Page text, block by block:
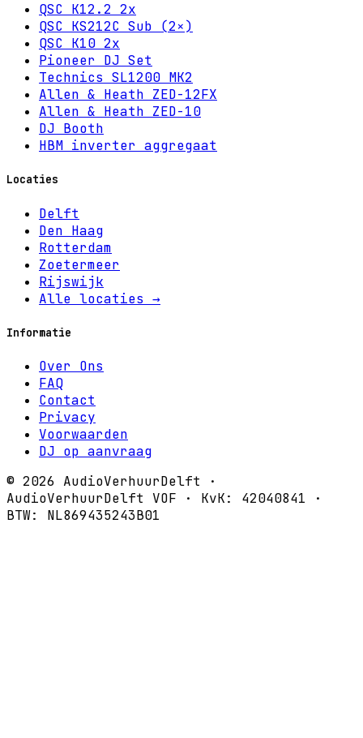
QSC K12.2 2x
QSC KS212C Sub (2×)
QSC K10 2x
Pioneer DJ Set
Technics SL1200 MK2
Allen & Heath ZED-12FX
Allen & Heath ZED-10
DJ Booth
HBM inverter aggregaat
Locaties
Delft
Den Haag
Rotterdam
Zoetermeer
Rijswijk
Alle locaties →
Informatie
Over Ons
FAQ
Contact
Privacy
Voorwaarden
DJ op aanvraag
© 2026 AudioVerhuurDelft ·
AudioVerhuurDelft VOF · KvK: 42040841 ·
BTW: NL869435243B01